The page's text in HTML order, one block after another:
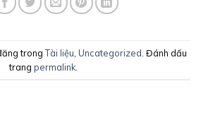
trongTài liệu Uncategorized . Đánh dấu
trang permalink.